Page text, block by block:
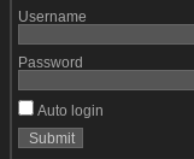
Username
Password
Auto login